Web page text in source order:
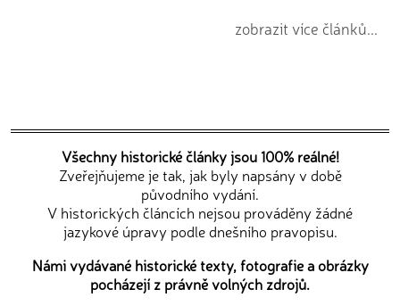
zobrazit více článků...
Všechny historické články jsou 100% reálné!
Zveřejňujeme je tak, jak byly napsány v době
původního vydání.
V historických článcích nejsou prováděny žádné
jazykové úpravy podle dnešního pravopisu.
Námi vydávané historické texty, fotografie a obrázky
pocházejí z právně volných zdrojů.